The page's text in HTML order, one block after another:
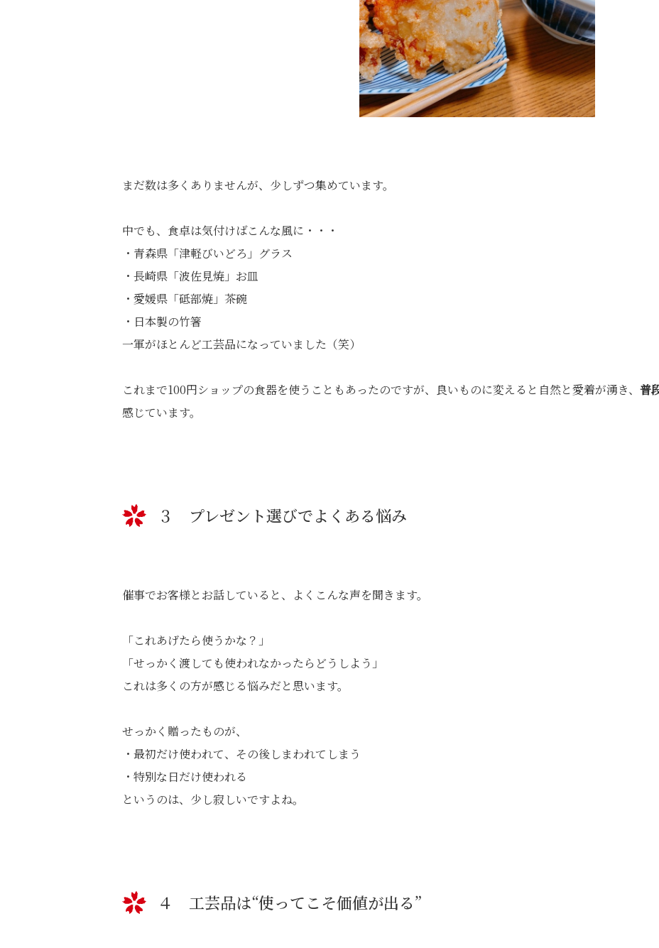
まだ数は多くありませんが、少しずつ集めています。
中でも、食卓は気付けばこんな風に・・・
・青森県「津軽びいどろ」グラス
・長崎県「波佐見焼」お皿
・愛媛県「砥部焼」茶碗
・日本製の竹箸
一軍がほとんど工芸品になっていました（笑）
これまで100円ショップの食器を使うこともあったのですが、良いものに変えると自然と愛着が湧き、 普
感じています。
３ プレゼント選びでよくある悩み
催事でお客様とお話していると、よくこんな声を聞きます。
「これあげたら使うかな？」
「せっかく渡しても使われなかったらどうしよう」
これは多くの方が感じる悩みだと思います。
せっかく贈ったものが、
・最初だけ使われて、その後しまわれてしまう
・特別な日だけ使われる
というのは、少し寂しいですよね。
４ 工芸品は“使ってこそ価値が出る”